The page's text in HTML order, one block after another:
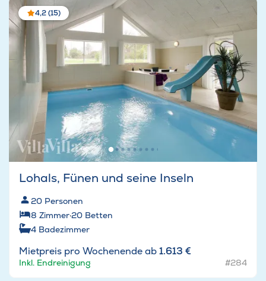
4,2 (15)
Lohals, Fünen und seine Inseln
20 Personen
8 Zimmer·20 Betten
4 Badezimmer
Mietpreis pro Wochenende ab1.613 €
Inkl. Endreinigung #284